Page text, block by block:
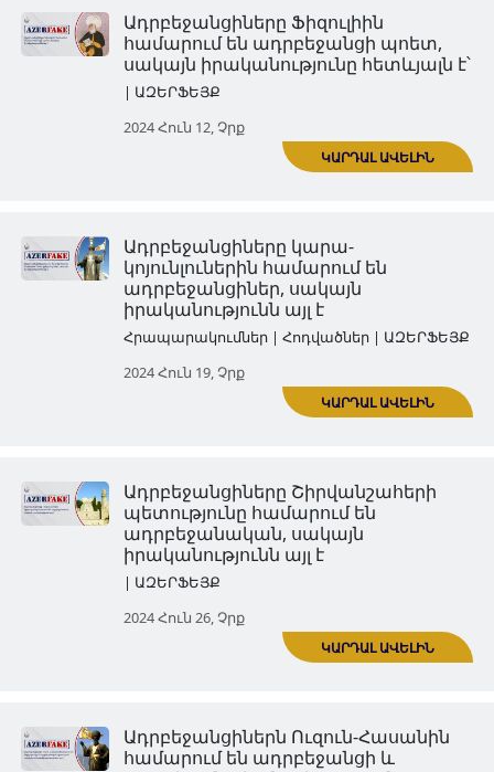
մեկը, սակայն
հետևյալն է
| ԱԶԵՐՖԵՅՔ
2024 Մայ 29, Չրք
Ադրբեջանցիներն իրենց
կազմակերպած Խոջալուի
բնակչության կոտորածը
հայերի վրա
| ԱԶԵՐՖԵՅՔ
Ադրբեջանցիները Ֆիզուլիին
սակայն իրականությունը